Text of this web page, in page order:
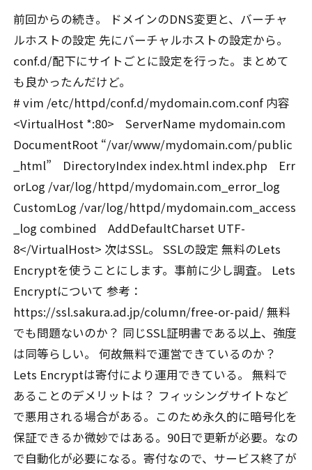
前回からの続き。 ドメインのDNS変更と、バーチャ
ルホストの設定 先にバーチャルホストの設定から。
conf.d/配下にサイトごとに設定を行った。まとめて
も良かったんだけど。
# vim /etc/httpd/conf.d/mydomain.com.conf 内容
<VirtualHost *:80> ServerName mydomain.com
DocumentRoot “/var/www/mydomain.com/public
_html” DirectoryIndex index.html index.php Err
orLog /var/log/httpd/mydomain.com_error_log
CustomLog /var/log/httpd/mydomain.com_access
_log combined AddDefaultCharset UTF-
8</VirtualHost> 次はSSL。 SSLの設定 無料のLets
Encryptを使うことにします。事前に少し調査。 Lets
Encryptについて 参考：
https://ssl.sakura.ad.jp/column/free-or-paid/ 無料
でも問題ないのか？ 同じSSL証明書である以上、強度
は同等らしい。 何故無料で運営できているのか？
Lets Encryptは寄付により運用できている。 無料で
あることのデメリットは？ フィッシングサイトなど
で悪用される場合がある。このため永久的に暗号化を
保証できるか微妙ではある。90日で更新が必要。なの
で自動化が必要になる。寄付なので、サービス終了が